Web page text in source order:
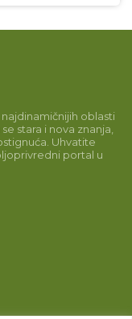
oblasti
stara i nova znanja,
Uhvatite
portal u